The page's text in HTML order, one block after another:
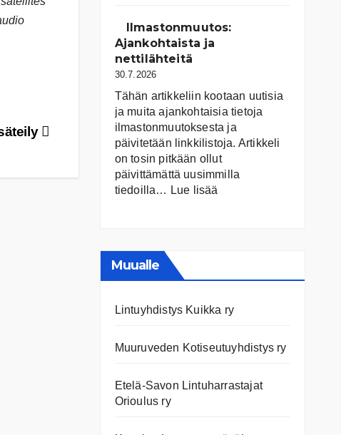
ja
niiden
tila
Ilmastonmuutos:
Ajankohtaista ja
nettilähteitä
30.7.2026
Tähän artikkeliin kootaan uutisia
ja muita ajankohtaisia tietoja
ilmastonmuutoksesta ja
päivitetään linkkilistoja. Artikkeli
on tosin pitkään ollut
päivittämättä uusimmilla
tiedoilla… Lue lisää
Muualle
Lintuyhdistys Kuikka ry
Muuruveden Kotiseutuyhdistys ry
Etelä-Savon Lintuharrastajat
Orioulus ry